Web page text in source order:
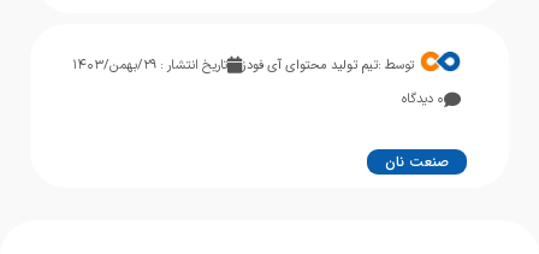
توسط :تیم تولید محتوای آی فودز
تاریخ انتشار : ۲۹/بهمن/۱۴۰۳
۰ دیدگاه
صنعت نان